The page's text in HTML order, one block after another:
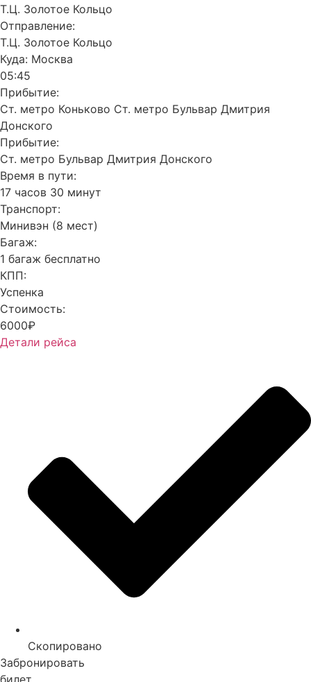
Т.Ц. Золотое Кольцо
Отправление:
Т.Ц. Золотое Кольцо
Куда: Москва
05:45
Прибытие:
Ст. метро Коньково Ст. метро Бульвар Дмитрия
Донского
Прибытие:
Ст. метро Бульвар Дмитрия Донского
Время в пути:
17 часов 30 минут
Транспорт:
Минивэн (8 мест)
Багаж:
1 багаж бесплатно
КПП:
Успенка
Стоимость:
6000₽
Детали рейса
Скопировано
Забронировать
билет